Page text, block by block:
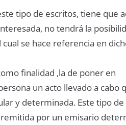
tipo de escritos, tiene que
no tendrá la
se hace referencia en
finalidad ,la de poner en
un acto llevado a cabo
y determinada. Este tipo
por un emisario